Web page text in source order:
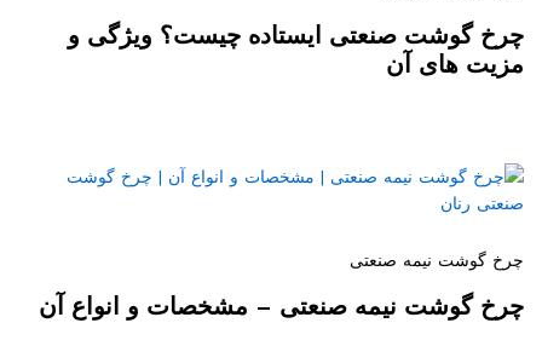
چرخ گوشت صنعتی ایستاده چیست؟ ویژگی و
مزیت های آن
چرخ گوشت نیمه صنعتی
چرخ گوشت نیمه صنعتی – مشخصات و انواع آن